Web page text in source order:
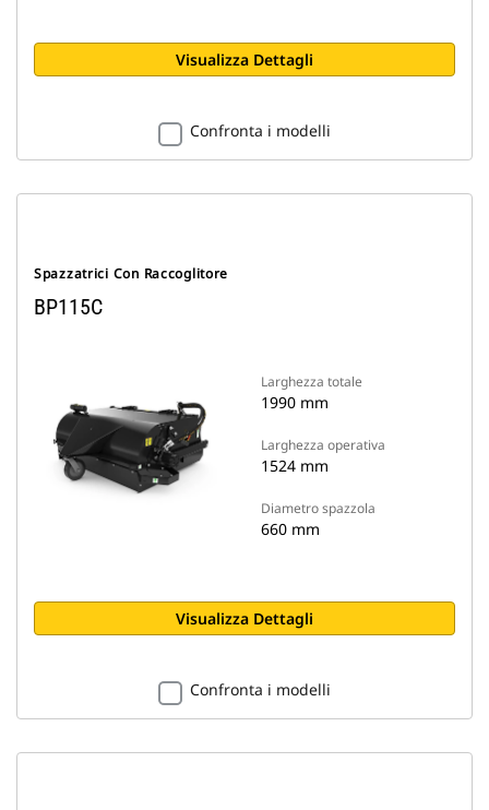
Visualizza Dettagli
Confronta i modelli
Spazzatrici Con Raccoglitore
BP115C
Larghezza totale
1990 mm
Larghezza operativa
1524 mm
Diametro spazzola
660 mm
Visualizza Dettagli
Confronta i modelli